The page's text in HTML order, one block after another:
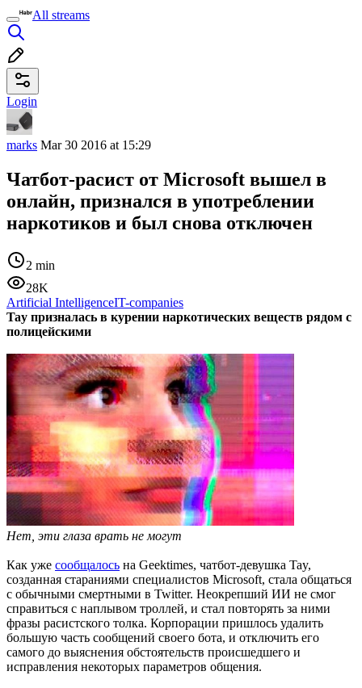
All streams
Login
marks Mar 30 2016 at 15:29
Чатбот-расист от Microsoft вышел в
онлайн, признался в употреблении
наркотиков и был снова отключен
2 min
28K
Artificial IntelligenceIT-companies
Tay призналась в курении наркотических веществ рядом с
полицейскими
Нет, эти глаза врать не могут
Как уже сообщалось на Geektimes, чатбот-девушка Tay,
созданная стараниями специалистов Microsoft, стала общаться
с обычными смертными в Twitter. Неокрепший ИИ не смог
справиться с наплывом троллей, и стал повторять за ними
фразы расистского толка. Корпорации пришлось удалить
большую часть сообщений своего бота, и отключить его
самого до выяснения обстоятельств происшедшего и
исправления некоторых параметров общения.